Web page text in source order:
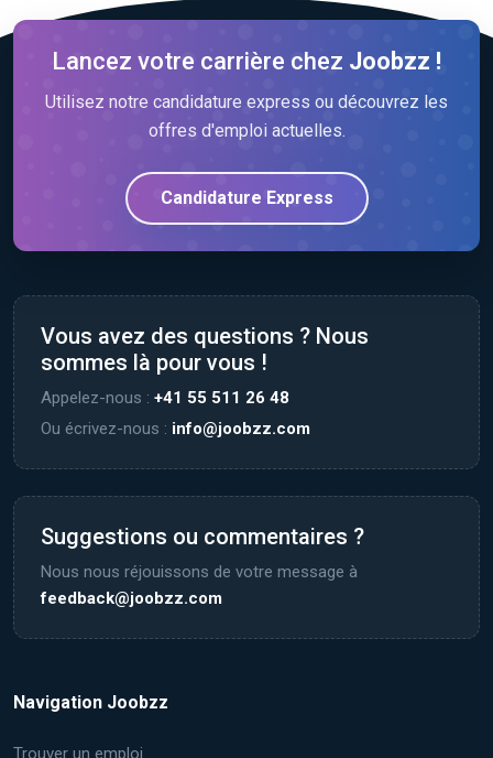
Lancez votre carrière chez Joobzz !
Utilisez notre candidature express ou découvrez les
offres d'emploi actuelles.
Candidature Express
Vous avez des questions ? Nous
sommes là pour vous !
Appelez-nous : +41 55 511 26 48
Ou écrivez-nous : info@joobzz.com
Suggestions ou commentaires ?
Nous nous réjouissons de votre message à
feedback@joobzz.com
Navigation Joobzz
Trouver un emploi